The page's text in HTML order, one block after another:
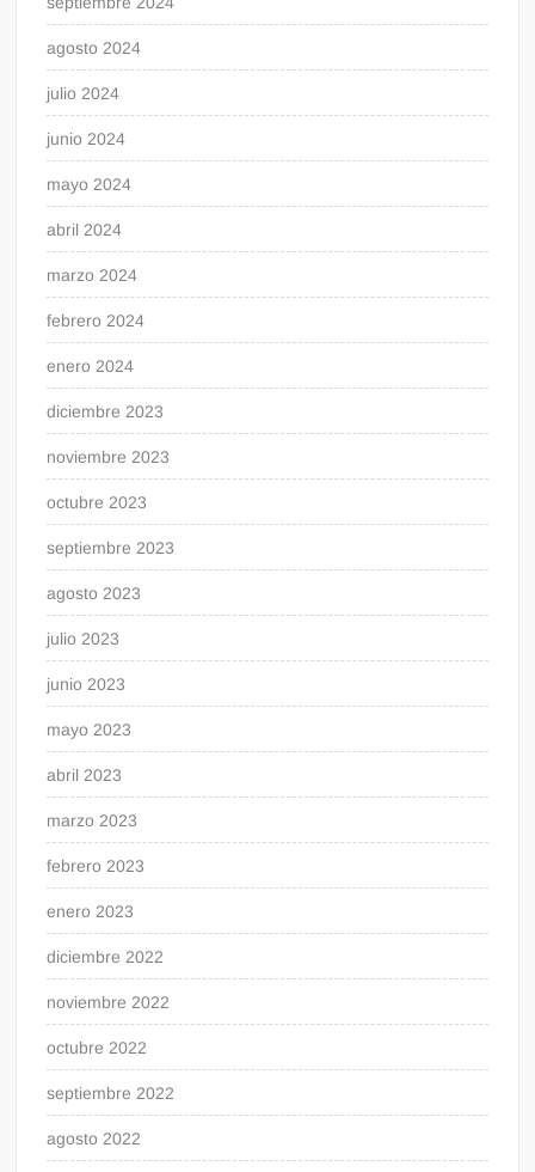
agosto 2024
julio 2024
junio 2024
mayo 2024
abril 2024
marzo 2024
febrero 2024
enero 2024
diciembre 2023
noviembre 2023
octubre 2023
septiembre 2023
agosto 2023
julio 2023
junio 2023
mayo 2023
abril 2023
marzo 2023
febrero 2023
enero 2023
diciembre 2022
noviembre 2022
octubre 2022
septiembre 2022
agosto 2022